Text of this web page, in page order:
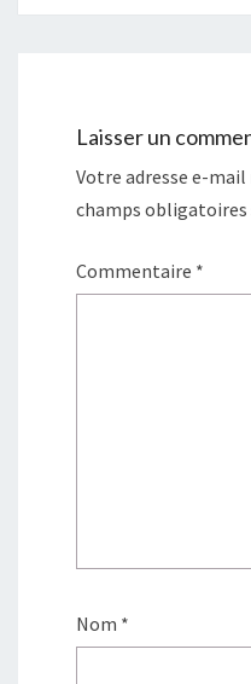
Laisser un
Votre adresse e-mail
champs obligatoires
Commentaire *
Nom *